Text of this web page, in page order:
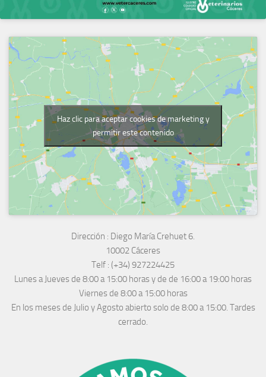
Haz clic para aceptar cookies de marketing y
permitir este contenido
Dirección : Diego María Crehuet 6.
10002 Cáceres
Telf : (+34) 927224425
Lunes a Jueves de 8:00 a 15:00 horas y de de 16:00 a 19:00 horas
Viernes de 8:00 a 15:00 horas
En los meses de Julio y Agosto abierto solo de 8:00 a 15:00. Tardes
cerrado.